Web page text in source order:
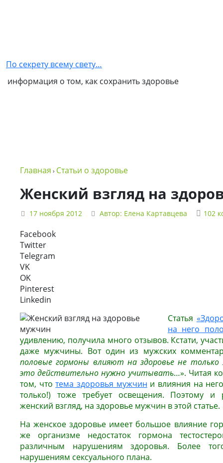
партнером
NSP
в
NSP
Политика
конфиденциальности
По секрету всему свету…
информация о том, как сохранить здоровье
Главная › Статьи о здоровье
Женский взгляд на
17 ноября 2012 Автор: Елена Картавцева 102
Facebook
Twitter
Telegram
VK
OK
Pinterest
Linkedin
Статья
на него
удивлению, получила много отзывов. Кстати,
даже мужчины. Вот один из мужских
половые гормоны влияют на здоровье не
это действительно нужно учитывать…». Читая
том, чтотема здоровья мужчин и влияния на
только!) тоже требует освещения. Поэтому и
женский взгляд, на здоровье мужчин в этой статье.
На женское здоровье имеет большое влияние
же организме недостаток гормона
различным нарушениям здоровья. Более
нарушениям сексуального плана.